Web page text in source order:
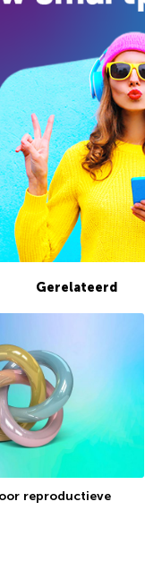
Gerelateerd
reproductieve